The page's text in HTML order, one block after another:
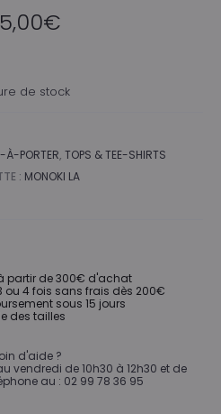
€
de stock
À-PORTER, TOPS & TEE-SHIRTS
: MONOKI LA
partir de 300€ d'achat
ou 4 fois sans frais dès 200€
sous 15 jours
des tailles
d'aide ?
vendredi de 10h30 à 12h30 et de
au : 02 99 78 36 95